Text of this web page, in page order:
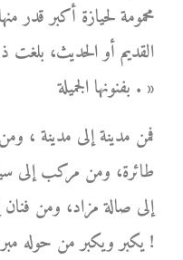
محمومة لحيازة أكبر قدر
القديم أو الحديث، بلغت
بفنونها الجميلة . »
فمن مدينة إلى مدينة ،
طائرة، ومن مركب إلى
إلى صالة مزاد، ومن
يكبر ويكبر من حوله مبرداً بشعاعاته اللطيفة لهيب أوجاعه !